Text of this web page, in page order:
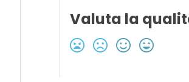
Valuta la